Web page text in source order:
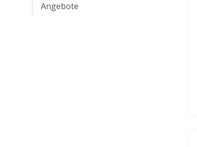
Angebote